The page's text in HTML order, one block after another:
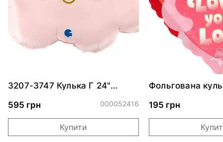
3207-3747 Кулька Г 24"
595 грн
000052416
Купити
Фольгована
обіймами"
195 грн